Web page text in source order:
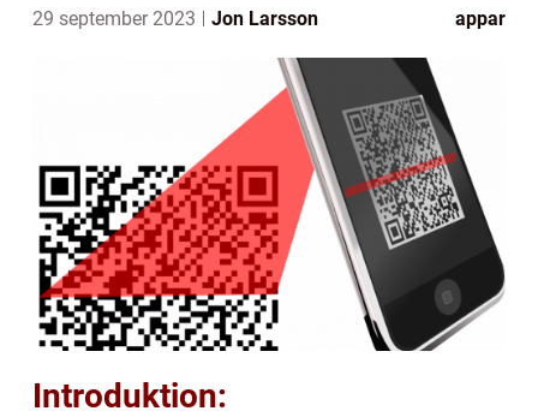
29 september 2023 Jon Larsson appar
Introduktion: